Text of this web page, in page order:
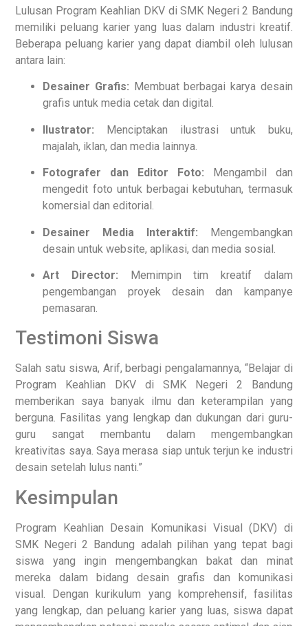
Lulusan Program Keahlian DKV di SMK Negeri 2 Bandung
memiliki peluang karier yang luas dalam industri kreatif.
Beberapa peluang karier yang dapat diambil oleh lulusan
antara lain:
Desainer Grafis: Membuat berbagai karya desain
grafis untuk media cetak dan digital.
Ilustrator: Menciptakan ilustrasi untuk buku,
majalah, iklan, dan media lainnya.
Fotografer dan Editor Foto: Mengambil dan
mengedit foto untuk berbagai kebutuhan, termasuk
komersial dan editorial.
Desainer Media Interaktif: Mengembangkan
desain untuk website, aplikasi, dan media sosial.
Art Director: Memimpin tim kreatif dalam
pengembangan proyek desain dan kampanye
pemasaran.
Testimoni Siswa
Salah satu siswa, Arif, berbagi pengalamannya, “Belajar di
Program Keahlian DKV di SMK Negeri 2 Bandung
memberikan saya banyak ilmu dan keterampilan yang
berguna. Fasilitas yang lengkap dan dukungan dari guru-
guru sangat membantu dalam mengembangkan
kreativitas saya. Saya merasa siap untuk terjun ke industri
desain setelah lulus nanti.”
Kesimpulan
Program Keahlian Desain Komunikasi Visual (DKV) di
SMK Negeri 2 Bandung adalah pilihan yang tepat bagi
siswa yang ingin mengembangkan bakat dan minat
mereka dalam bidang desain grafis dan komunikasi
visual. Dengan kurikulum yang komprehensif, fasilitas
yang lengkap, dan peluang karier yang luas, siswa dapat